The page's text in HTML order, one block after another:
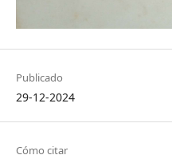
Publicado
29-12-2024
Cómo citar